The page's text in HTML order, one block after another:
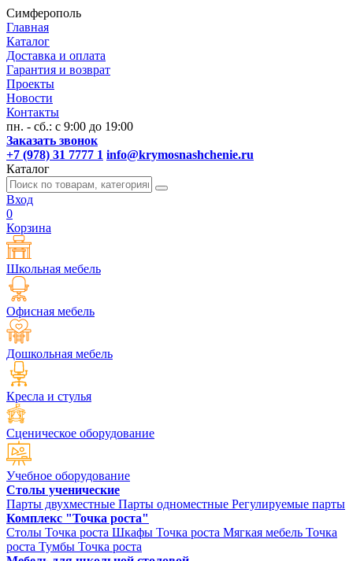
Симферополь
Главная
Каталог
Доставка и оплата
Гарантия и возврат
Проекты
Новости
Контакты
пн. - сб.: с 9:00 до 19:00
Заказать звонок
+7 (978) 31 7777 1 info@krymosnashchenie.ru
Каталог
Вход
0
Корзина
Школьная мебель
Офисная мебель
Дошкольная мебель
Кресла и стулья
Сценическое оборудование
Учебное оборудование
Столы ученические
Парты двухместные Парты одноместные Регулируемые парты
Комплекс "Точка роста"
Столы Точка роста Шкафы Точка роста Мягкая мебель Точка
роста Тумбы Точка роста